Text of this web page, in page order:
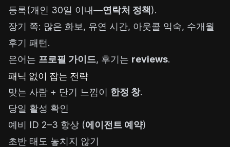
등록(개인 30일 이내—연락처 정책).
장기 쪽: 많은 화보, 유연 시간, 아웃콜 익숙, 수개월
후기 패턴.
은어는 프로필 가이드, 후기는 reviews.
패닉 없이 잡는 전략
맞는 사람 + 단기 느낌이 한정 창.
당일 활성 확인
예비 ID 2–3 항상 (에이전트 예약)
초반 태도 놓치지 않기